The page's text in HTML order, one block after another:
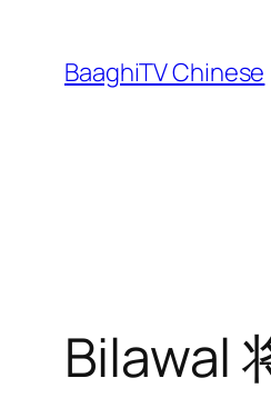
content
BaaghiTV Chinese
Bilawal